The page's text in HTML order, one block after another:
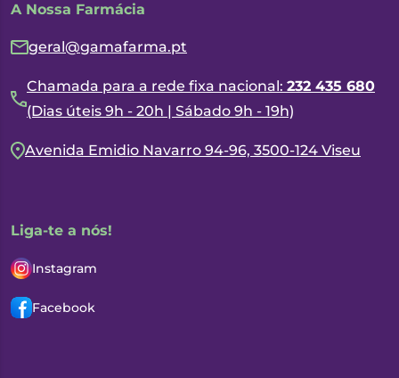
A Nossa Farmácia
geral@gamafarma.pt
Chamada para a rede fixa nacional: 232 435 680
(Dias úteis 9h - 20h | Sábado 9h - 19h)
Avenida Emidio Navarro 94-96, 3500-124 Viseu
Liga-te a nós!
Instagram
Facebook